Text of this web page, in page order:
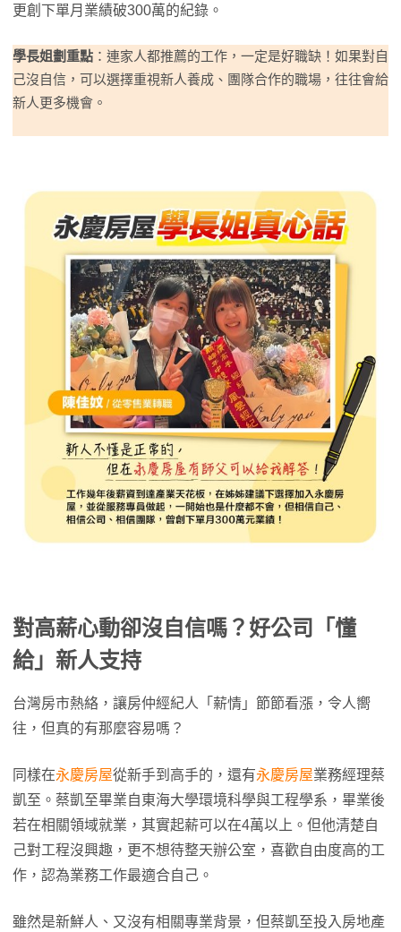
更創下單月業績破300萬的紀錄。
學長姐劃重點 ：連家人都推薦的工作，一定是好職缺！如果對自
己沒自信，可以選擇重視新人養成、團隊合作的職場，往往會給
新人更多機會。
對高薪心動卻沒自信嗎？好公司「懂
給」新人支持
台灣房市熱絡，讓房仲經紀人「薪情」節節看漲，令人嚮
往，但真的有那麼容易嗎？
同樣在永慶房屋從新手到高手的，還有永慶房屋業務經理蔡
凱至。蔡凱至畢業自東海大學環境科學與工程學系，畢業後
若在相關領域就業，其實起薪可以在4萬以上。但他清楚自
己對工程沒興趣，更不想待整天辦公室，喜歡自由度高的工
作，認為業務工作最適合自己。
雖然是新鮮人、又沒有相關專業背景，但蔡凱至投入房地產